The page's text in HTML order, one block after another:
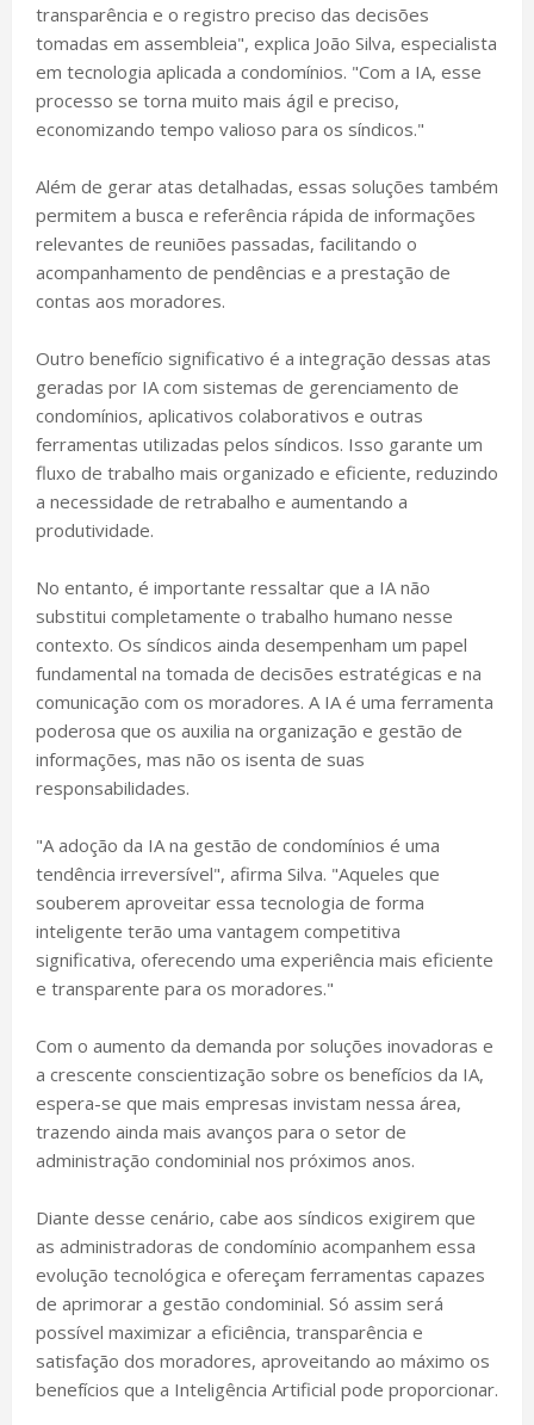
transparência e o registro preciso das decisões
tomadas em assembleia", explica João Silva, especialista
em tecnologia aplicada a condomínios. "Com a IA, esse
processo se torna muito mais ágil e preciso,
economizando tempo valioso para os síndicos."
Além de gerar atas detalhadas, essas soluções também
permitem a busca e referência rápida de informações
relevantes de reuniões passadas, facilitando o
acompanhamento de pendências e a prestação de
contas aos moradores.
Outro benefício significativo é a integração dessas atas
geradas por IA com sistemas de gerenciamento de
condomínios, aplicativos colaborativos e outras
ferramentas utilizadas pelos síndicos. Isso garante um
fluxo de trabalho mais organizado e eficiente, reduzindo
a necessidade de retrabalho e aumentando a
produtividade.
No entanto, é importante ressaltar que a IA não
substitui completamente o trabalho humano nesse
contexto. Os síndicos ainda desempenham um papel
fundamental na tomada de decisões estratégicas e na
comunicação com os moradores. A IA é uma ferramenta
poderosa que os auxilia na organização e gestão de
informações, mas não os isenta de suas
responsabilidades.
"A adoção da IA na gestão de condomínios é uma
tendência irreversível", afirma Silva. "Aqueles que
souberem aproveitar essa tecnologia de forma
inteligente terão uma vantagem competitiva
significativa, oferecendo uma experiência mais eficiente
e transparente para os moradores."
Com o aumento da demanda por soluções inovadoras e
a crescente conscientização sobre os benefícios da IA,
espera-se que mais empresas invistam nessa área,
trazendo ainda mais avanços para o setor de
administração condominial nos próximos anos.
Diante desse cenário, cabe aos síndicos exigirem que
as administradoras de condomínio acompanhem essa
evolução tecnológica e ofereçam ferramentas capazes
de aprimorar a gestão condominial. Só assim será
possível maximizar a eficiência, transparência e
satisfação dos moradores, aproveitando ao máximo os
benefícios que a Inteligência Artificial pode proporcionar.